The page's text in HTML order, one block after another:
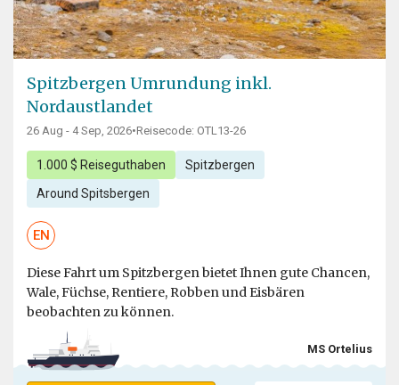
Spitzbergen Umrundung inkl.
Nordaustlandet
26 Aug - 4 Sep, 2026•Reisecode: OTL13-26
1.000 $ Reiseguthaben Spitzbergen
Around Spitsbergen
EN
Diese Fahrt um Spitzbergen bietet Ihnen gute Chancen,
Wale, Füchse, Rentiere, Robben und Eisbären
beobachten zu können.
MS Ortelius